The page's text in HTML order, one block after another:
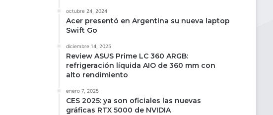
octubre 24, 2024
Acer presentó en Argentina su nueva laptop
Swift Go
diciembre 14, 2025
Review ASUS Prime LC 360 ARGB:
refrigeración líquida AIO de 360 mm con
alto rendimiento
enero 7, 2025
CES 2025: ya son oficiales las nuevas
gráficas RTX 5000 de NVIDIA